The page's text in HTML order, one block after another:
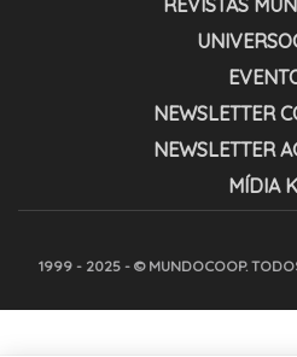
REVISTAS
NEWSLETTER
NEWSLETTER
MÍDIA
1999 - 2025 - © MUNDOCOOP.